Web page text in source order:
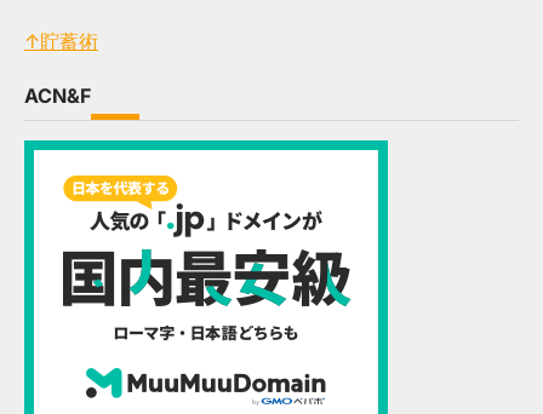
↑貯蓄術
ACN&F